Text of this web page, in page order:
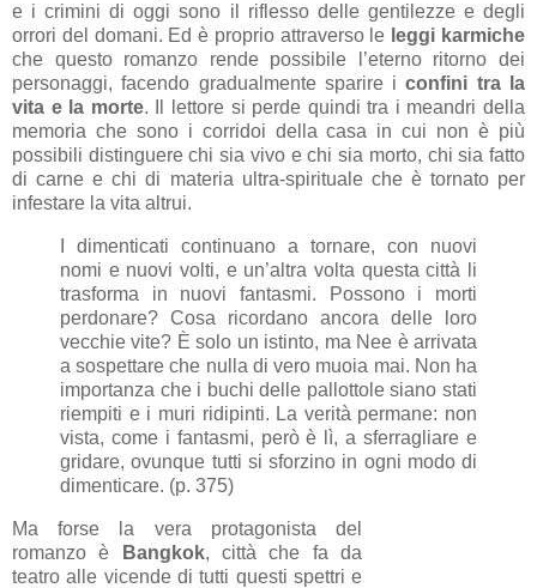
e i crimini di oggi sono il riflesso delle gentilezze e degli
orrori del domani. Ed è proprio attraverso le leggi karmiche
che questo romanzo rende possibile l’eterno ritorno dei
personaggi, facendo gradualmente sparire iconfini tra la
vita e la morte. Il lettore si perde quindi tra i meandri della
memoria che sono i corridoi della casa in cui non è più
possibili distinguere chi sia vivo e chi sia morto, chi sia fatto
di carne e chi di materia ultra-spirituale che è tornato per
infestare la vita altrui.
I dimenticati continuano a tornare, con nuovi
nomi e nuovi volti, e un’altra volta questa città li
trasforma in nuovi fantasmi. Possono i morti
perdonare? Cosa ricordano ancora delle loro
vecchie vite? È solo un istinto, ma Nee è arrivata
a sospettare che nulla di vero muoia mai. Non ha
importanza che i buchi delle pallottole siano stati
riempiti e i muri ridipinti. La verità permane: non
vista, come i fantasmi, però è lì, a sferragliare e
gridare, ovunque tutti si sforzino in ogni modo di
dimenticare. (p. 375)
Ma forse la vera protagonista del
romanzo è
Bangkok, città che fa da
teatro alle vicende di tutti questi spettri e